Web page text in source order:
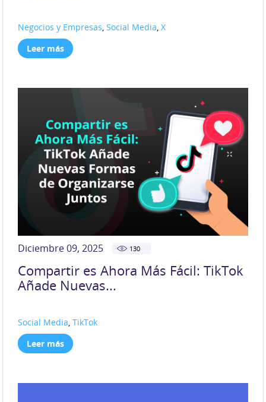
Negocios y Empresas,Social Media,X
Leer más
Diciembre 09, 2025 130
Compartir es Ahora Más Fácil: TikTok
Añade Nuevas...
Social Media,TikTok
Leer más